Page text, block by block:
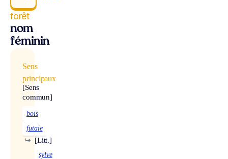
forêt
nom
féminin
Sens
principaux
[Sens
commun]
bois
futaie
[Litt.]
↪
sylve